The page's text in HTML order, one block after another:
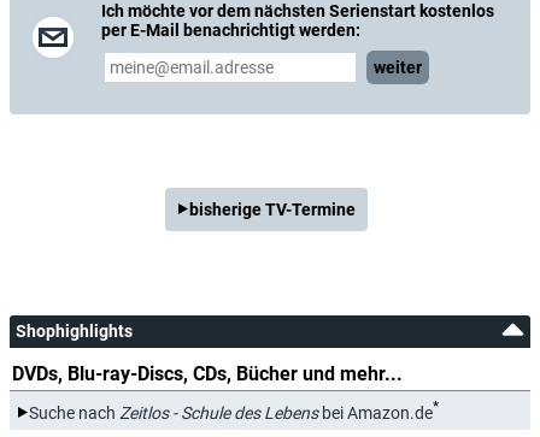
Ich möchte vor dem nächsten Serienstart kostenlos
per E-Mail benachrichtigt werden:
weiter
bisherige TV-Termine
Shophighlights
DVDs, Blu-ray-Discs, CDs, Bücher und mehr...
Suche nach Zeitlos - Schule des Lebensbei Amazon.de*